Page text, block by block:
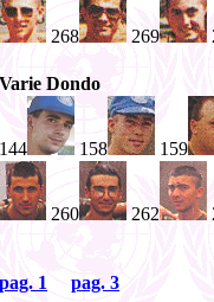
268 269
Varie Dondo
144 158 159
260 262
pag. 1
pag. 3